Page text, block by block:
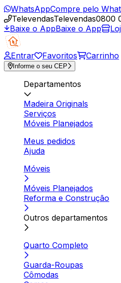
WhatsAppCompre pelo
TelevendasTelevendas0800
Baixe o AppBaixe o App
Entrar Favoritos Carrinho
Informe o seu CEP
Departamentos
Madeira Originals
Serviços
Móveis Planejados
Meus pedidos
Ajuda
Móveis
Móveis Planejados
Reforma e Construção
Outros departamentos
Quarto Completo
Guarda-Roupas
Cômodas